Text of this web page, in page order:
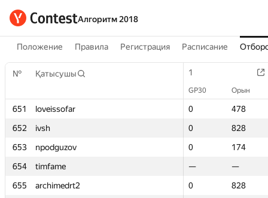
Алгоритм 2018
Положение Правила Регистрация Расписание
№ Қатысушы 1
GP30 Орын
651 loveissofar 0
478
652
ivsh 0
828
653
npodguzov 0
174
654
timfame —
—
655
archimedrt2 0
828
№ Қатысушы 1
GP30 Орын
651 loveissofar 0
478
652
ivsh 0
828
653
npodguzov 0
174
654
timfame —
—
655
archimedrt2 0
828